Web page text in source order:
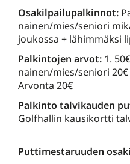
Osakilpailupalkinnot:
nainen/mies/seniori
joukossa + lähimmäksi
Palkintojen arvot: 1.
nainen/mies/seniori
Arvonta 20€
Palkinto talvikauden
Golfhallin kausikortti
Puttimestaruuden